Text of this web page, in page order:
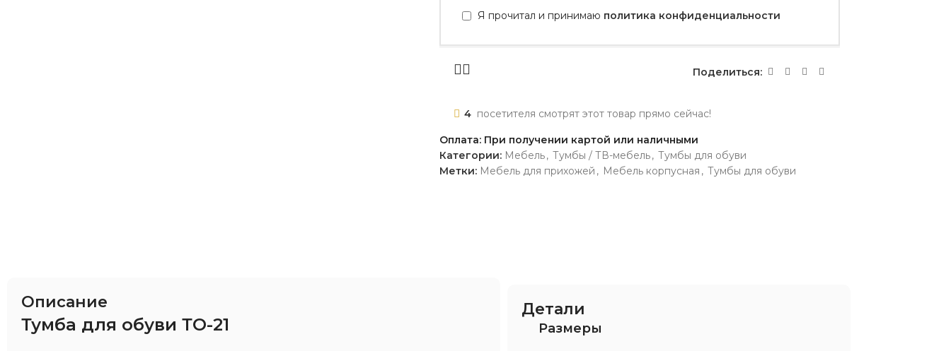
Я прочитал и принимаю политика конфиденциальности
Поделиться:
4 посетителя смотрят этот товар прямо сейчас!
Оплата: При получении картой или наличными
Категории: Мебель, Тумбы / ТВ-мебель, Тумбы для обуви
Метки: Мебель для прихожей , Мебель корпусная , Тумбы для обуви
Описание
Тумба для обуви ТО-21
Детали
Размеры